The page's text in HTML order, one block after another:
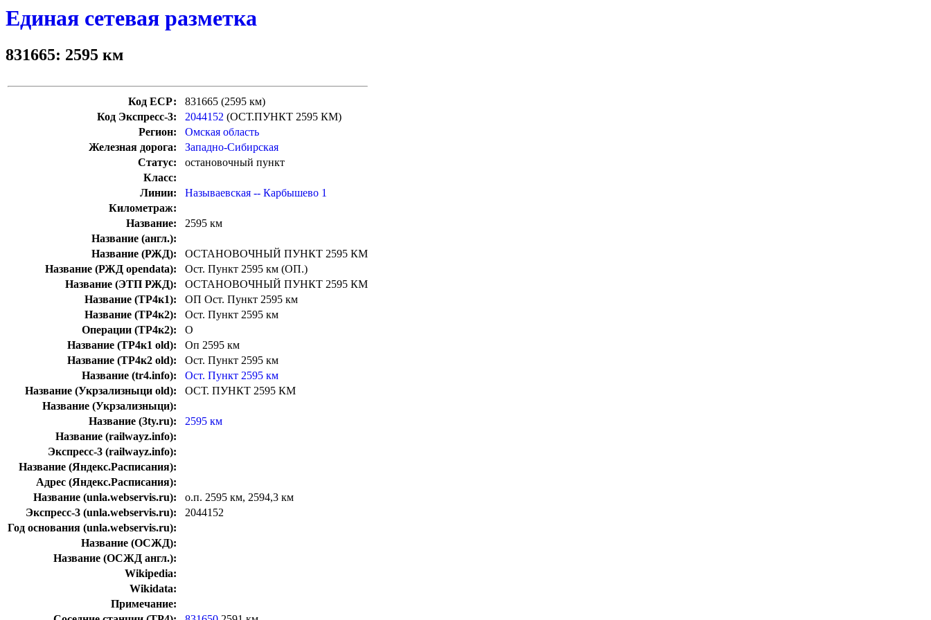
Единая сетевая разметка
831665: 2595 км
Код ЕСР:
831665 (2595 км)
Код Экспресс-3:
2044152 (ОСТ.ПУНКТ 2595 КМ)
Регион:
Омская область
Железная дорога:
Западно-Сибирская
Статус:
остановочный пункт
Класс:
Линии:
Называевская -- Карбышево 1
Километраж:
Название:
2595 км
Название (англ.):
Название (РЖД):
ОСТАНОВОЧНЫЙ ПУНКТ 2595 КМ
Название (РЖД opendata):
Ост. Пункт 2595 км (ОП.)
Название (ЭТП РЖД):
ОСТАНОВОЧНЫЙ ПУНКТ 2595 КМ
Название (ТР4к1):
ОП Ост. Пункт 2595 км
Название (ТР4к2):
Ост. Пункт 2595 км
Операции (ТР4к2):
О
Название (ТР4к1 old):
Оп 2595 км
Название (ТР4к2 old):
Ост. Пункт 2595 км
Название (tr4.info):
Ост. Пункт 2595 км
Название (Укрзализныци old):
ОСТ. ПУНКТ 2595 КМ
Название (Укрзализныци):
Название (3ty.ru):
2595 км
Название (railwayz.info):
Экспресс-3 (railwayz.info):
Название (Яндекс.Расписания):
Адрес (Яндекс.Расписания):
Название (unla.webservis.ru):
о.п. 2595 км, 2594,3 км
Экспресс-3 (unla.webservis.ru):
2044152
Год основания (unla.webservis.ru):
Название (ОСЖД):
Название (ОСЖД англ.):
Wikipedia:
Wikidata:
Примечание: